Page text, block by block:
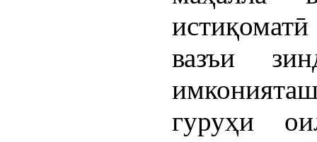
вазъи
гуруҳи